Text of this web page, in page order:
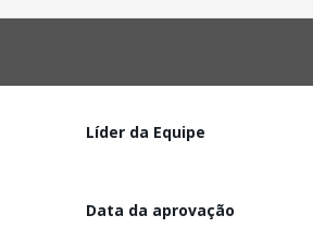
Líder da Equipe
Data da aprovação